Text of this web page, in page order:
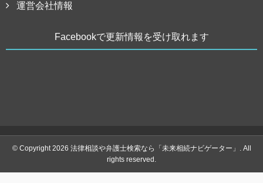
運営会社情報
Facebookで更新情報を受け取れます
© Copyright 2026 法律相談や弁護士検索なら「未来相続ナビゲーター」. All
rights reserved.